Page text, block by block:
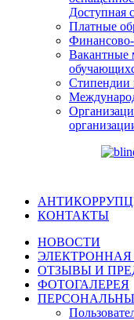
Доступная
Платные
Финансово-
Вакантные
Стипендии
КОНТАКТЫ
НОВОСТИ
ОТЗЫВЫ И
ФОТОГАЛЕРЕЯ